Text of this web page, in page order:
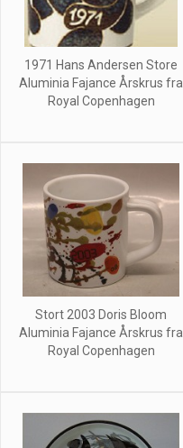
1971 Hans Andersen Store
Aluminia Fajance Årskrus fra
Royal Copenhagen
Stort 2003 Doris Bloom
Aluminia Fajance Årskrus fra
Royal Copenhagen